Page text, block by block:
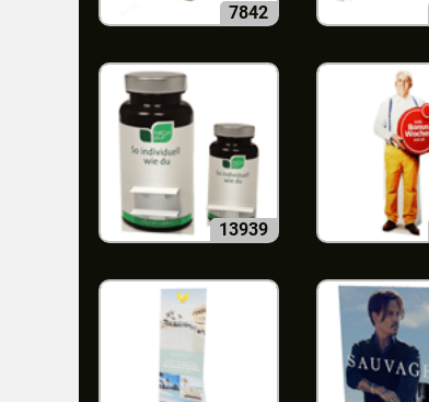
7842
13939